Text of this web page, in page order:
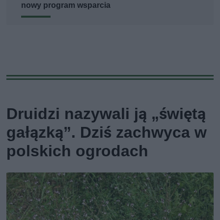
nowy program wsparcia
Druidzi nazywali ją „świętą
gałązką”. Dziś zachwyca w
polskich ogrodach